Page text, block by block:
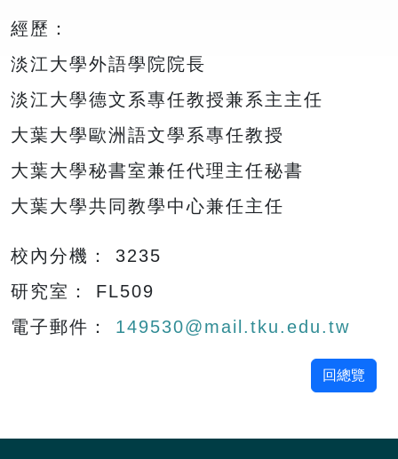
經歷：
淡江大學外語學院院長
淡江大學德文系專任教授兼系主主任
大葉大學歐洲語文學系專任教授
大葉大學秘書室兼任代理主任秘書
大葉大學共同教學中心兼任主任
校內分機： 3235
研究室： FL509
電子郵件： 149530@mail.tku.edu.tw
回總覽